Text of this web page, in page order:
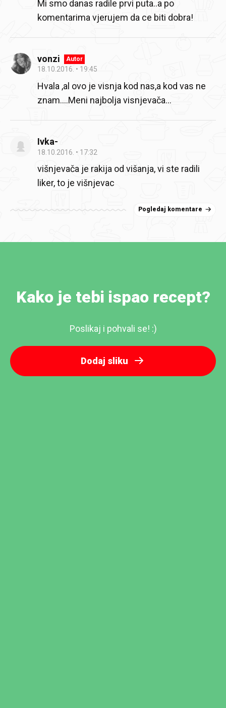
Mi smo danas radile prvi puta..a po
komentarima vjerujem da ce biti dobra!
vonzi Autor
18.10.2016. 19:45
Hvala ,al ovo je visnja kod nas,a kod vas ne
znam....Meni najbolja visnjevača...
Ivka-
18.10.2016. 17:32
višnjevača je rakija od višanja, vi ste radili
liker, to je višnjevac
Pogledaj komentare
Kako je tebi ispao recept?
Poslikaj i pohvali se! :)
Dodaj sliku